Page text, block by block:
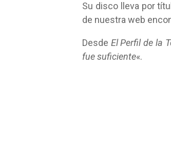
Su disco lleva por
de nuestra web
Desde El Perfil de la
fue suficiente«.